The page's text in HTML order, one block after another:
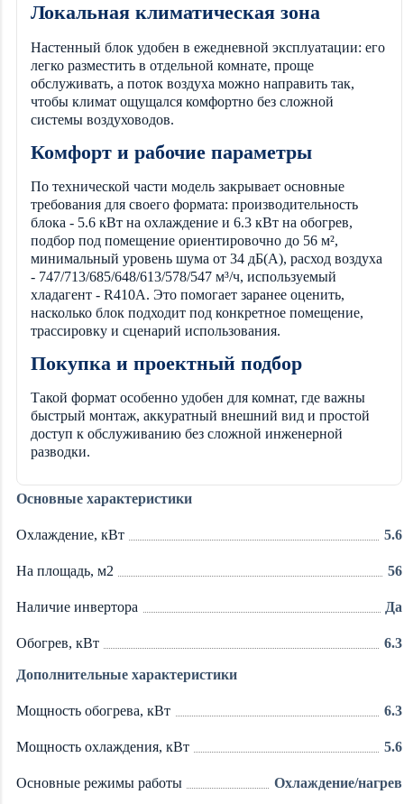
Локальная климатическая зона
Настенный блок удобен в ежедневной эксплуатации: его
легко разместить в отдельной комнате, проще
обслуживать, а поток воздуха можно направить так,
чтобы климат ощущался комфортно без сложной
системы воздуховодов.
Комфорт и рабочие параметры
По технической части модель закрывает основные
требования для своего формата: производительность
блока - 5.6 кВт на охлаждение и 6.3 кВт на обогрев,
подбор под помещение ориентировочно до 56 м²,
минимальный уровень шума от 34 дБ(А), расход воздуха
- 747/713/685/648/613/578/547 м³/ч, используемый
хладагент - R410A. Это помогает заранее оценить,
насколько блок подходит под конкретное помещение,
трассировку и сценарий использования.
Покупка и проектный подбор
Такой формат особенно удобен для комнат, где важны
быстрый монтаж, аккуратный внешний вид и простой
доступ к обслуживанию без сложной инженерной
разводки.
Основные характеристики
Охлаждение, кВт 5.6
На площадь, м2 56
Наличие инвертора Да
Обогрев, кВт 6.3
Дополнительные характеристики
Мощность обогрева, кВт 6.3
Мощность охлаждения, кВт 5.6
Основные режимы работы Охлаждение/нагрев